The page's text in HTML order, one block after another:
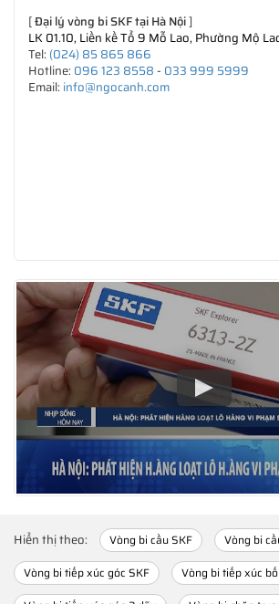
[Đại lý vòng bi SKF tại Hà Nội]
LK 01.10, Liền kề Tổ 9 Mỗ Lao, Phường Mộ
Tel: (024) 85 865 866
Hotline: 096 123 8558- 033 999 5999
Email: info@ngocanh.com
Hiển thị theo: Vòng bi cầu SKF
Vòng bi
Vòng bi tiếp xúc góc SKF
Vòng bi tiếp xúc